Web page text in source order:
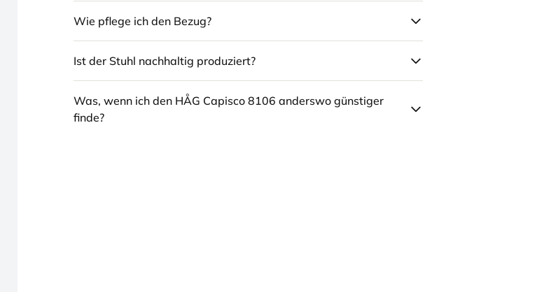
Wie pflege ich den Bezug?
Ist der Stuhl nachhaltig produziert?
Was, wenn ich den HÅG Capisco 8106 anderswo günstiger
finde?